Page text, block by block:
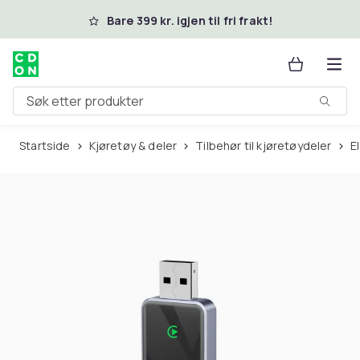
Hopp til hovedinnholdBare 399 kr. igjen til fri frakt!
Søk etter produkter
Startside Kjøretøy & deler Tilbehør til kjøretøydeler